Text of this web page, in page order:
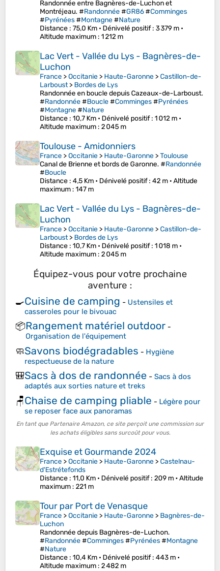
Randonnée entre Bagnères-de-Luchon et
Montréjeau. #Randonnée#GR86#Comminges
#Pyrénées#Montagne#Nature
Distance : 75,0 Km • Dénivelé positif: 3 379 m •
Altitude maximum : 1 212 m
Lac Vert - Vallée du Lys - Bagnères-de-
Luchon
France >Occitanie > Haute-Garonne >Castillon-de-
Larboust> Bordes de Lys
Randonnée en boucle depuis Cazeaux-de-Larboust.
#Randonnée#Boucle#Comminges#Pyrénées
#Montagne#Nature
Distance : 10,7 Km • Dénivelé positif: 1 012 m •
Altitude maximum : 2 045 m
Toulouse - Amidonniers
France >Occitanie > Haute-Garonne >Toulouse
Canal de Brienne et bords de Garonne. #Randonnée
#Boucle
Distance : 4,5 Km • Dénivelé positif: 42 m •Altitude
maximum : 147 m
Lac Vert - Vallée du Lys - Bagnères-de-
Luchon
France >Occitanie > Haute-Garonne >Castillon-de-
Larboust> Bordes de Lys
Distance : 10,7 Km • Dénivelé positif: 1 018 m •
Altitude maximum : 2 045 m
Équipez-vous pour votre prochaine
aventure :
🍳Cuisine de camping - Ustensiles et
casseroles pour le bivouac
📦Rangement matériel outdoor -
Organisation de l'équipement
🧼Savons biodégradables - Hygiène
respectueuse de la nature
🎒Sacs à dos de randonnée - Sacs à dos
adaptés aux sorties nature et treks
🪑Chaise de camping pliable - Légère pour
se reposer face aux panoramas
En tant que Partenaire Amazon, ce site perçoit une commission sur
les achats éligibles sans surcoût pour vous.
Exquise et Gourmande 2024
France >Occitanie > Haute-Garonne >Castelnau-
d'Estrétefonds
Distance : 11,0 Km • Dénivelé positif: 209 m •Altitude
maximum : 221 m
Tour par Port de Venasque
France >Occitanie > Haute-Garonne > Bagnères-de-
Luchon
Randonnée depuis Bagnères-de-Luchon.
#Randonnée#Comminges#Pyrénées#Montagne
#Nature
Distance : 10,4 Km • Dénivelé positif: 443 m •
Altitude maximum : 2 482 m